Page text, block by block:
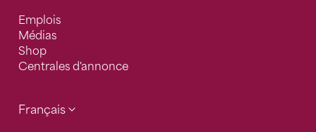
Emplois
Médias
Shop
Centrales d'annonce
Français